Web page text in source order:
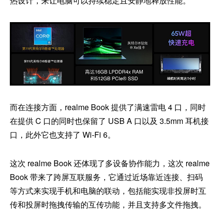
而在连接方面，realme Book 提供了满速雷电 4 口，同时
在提供 C 口的同时也保留了 USB A 口以及 3.5mm 耳机接
口，此外它也支持了 Wi-Fi 6。
这次 realme Book 还体现了多设备协作能力，这次 realme
Book 带来了跨屏互联服务，它通过近场靠近连接、扫码
等方式来实现手机和电脑的联动，包括能实现非投屏时互
传和投屏时拖拽传输的互传功能，并且支持多文件拖拽。